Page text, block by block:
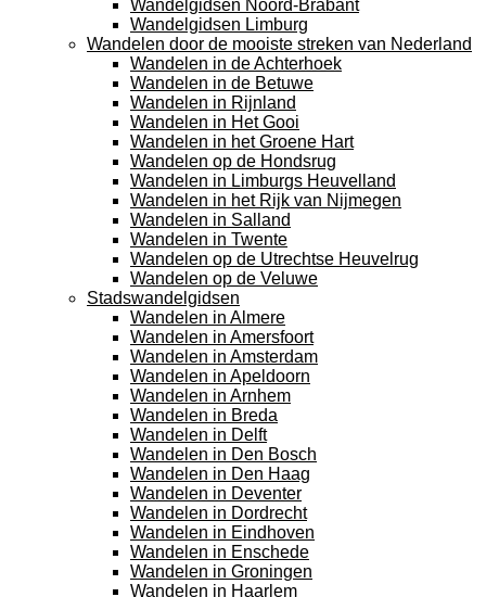
Wandelgidsen Noord-Brabant
Wandelgidsen Limburg
Wandelen door de mooiste streken van Nederland
Wandelen in de Achterhoek
Wandelen in de Betuwe
Wandelen in Rijnland
Wandelen in Het Gooi
Wandelen in het Groene Hart
Wandelen op de Hondsrug
Wandelen in Limburgs Heuvelland
Wandelen in het Rijk van Nijmegen
Wandelen in Salland
Wandelen in Twente
Wandelen op de Utrechtse Heuvelrug
Wandelen op de Veluwe
Stadswandelgidsen
Wandelen in Almere
Wandelen in Amersfoort
Wandelen in Amsterdam
Wandelen in Apeldoorn
Wandelen in Arnhem
Wandelen in Breda
Wandelen in Delft
Wandelen in Den Bosch
Wandelen in Den Haag
Wandelen in Deventer
Wandelen in Dordrecht
Wandelen in Eindhoven
Wandelen in Enschede
Wandelen in Groningen
Wandelen in Haarlem